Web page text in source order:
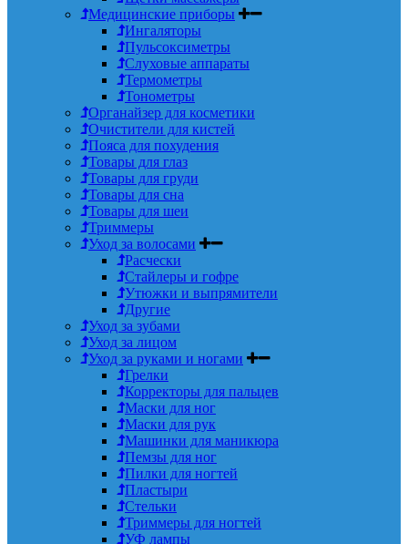
Медицинские приборы
Ингаляторы
Пульсоксиметры
Слуховые аппараты
Термометры
Тонометры
Органайзер для косметики
Очистители для кистей
Пояса для похудения
Товары для глаз
Товары для груди
Товары для сна
Товары для шеи
Триммеры
Уход за волосами
Расчески
Стайлеры и гофре
Утюжки и выпрямители
Другие
Уход за зубами
Уход за лицом
Уход за руками и ногами
Грелки
Корректоры для пальцев
Маски для ног
Маски для рук
Машинки для маникюра
Пемзы для ног
Пилки для ногтей
Пластыри
Стельки
Триммеры для ногтей
УФ лампы